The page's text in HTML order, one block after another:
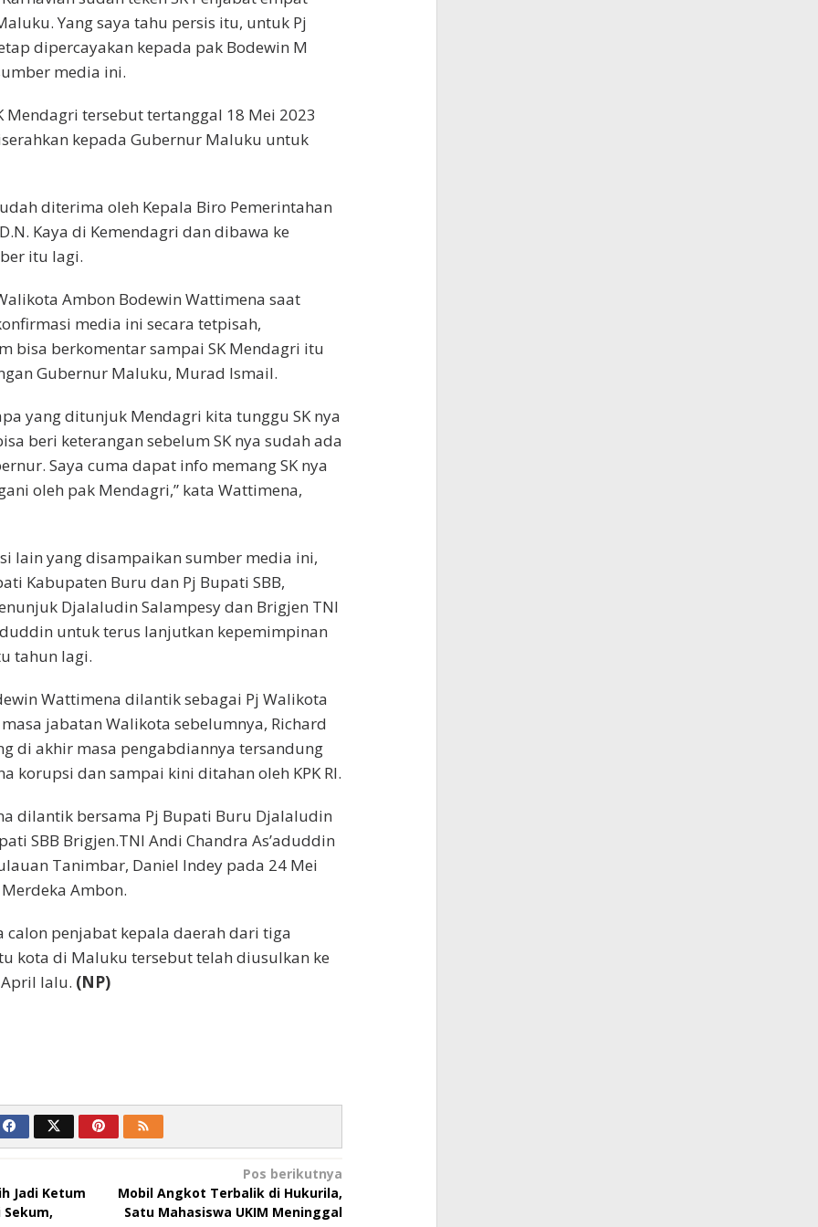
Yang saya tahu persis itu, untuk Pj
dipercayakan kepada pak Bodewin M
media ini.
Mendagri tersebut tertanggal 18 Mei 2023
kepada Gubernur Maluku untuk
diterima oleh Kepala Biro Pemerintahan
Kaya di Kemendagri dan dibawa ke
itu lagi.
Ambon Bodewin Wattimena saat
media ini secara tetpisah,
bisa berkomentar sampai SK Mendagri itu
Gubernur Maluku, Murad Ismail.
yang ditunjuk Mendagri kita tunggu SK nya
beri keterangan sebelum SK nya sudah ada
Saya cuma dapat info memang SK nya
oleh pak Mendagri,” kata Wattimena,
lain yang disampaikan sumber media ini,
Kabupaten Buru dan Pj Bupati SBB,
Djalaludin Salampesy dan Brigjen TNI
untuk terus lanjutkan kepemimpinan
tahun lagi.
Wattimena dilantik sebagai Pj Walikota
jabatan Walikota sebelumnya, Richard
di akhir masa pengabdiannya tersandung
korupsi dan sampai kini ditahan oleh KPK RI.
dilantik bersama Pj Bupati Buru Djalaludin
SBB Brigjen.TNI Andi Chandra As’aduddin
Tanimbar, Daniel Indey pada 24 Mei
Ambon.
calon penjabat kepala daerah dari tiga
kota di Maluku tersebut telah diusulkan ke
lalu. (NP)
Jadi Ketum
Sekum,
Pos berikutnya
Mobil Angkot Terbalik di Hukurila,
Satu Mahasiswa UKIM Meninggal